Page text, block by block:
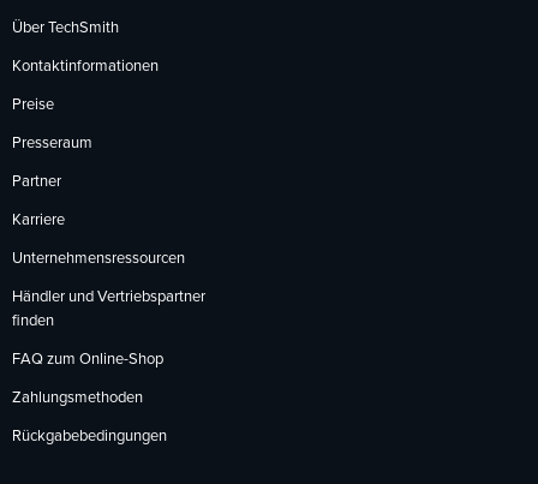
Über TechSmith
Kontaktinformationen
Preise
Presseraum
Partner
Karriere
Unternehmensressourcen
Händler und Vertriebspartner
finden
FAQ zum Online-Shop
Zahlungsmethoden
Rückgabebedingungen